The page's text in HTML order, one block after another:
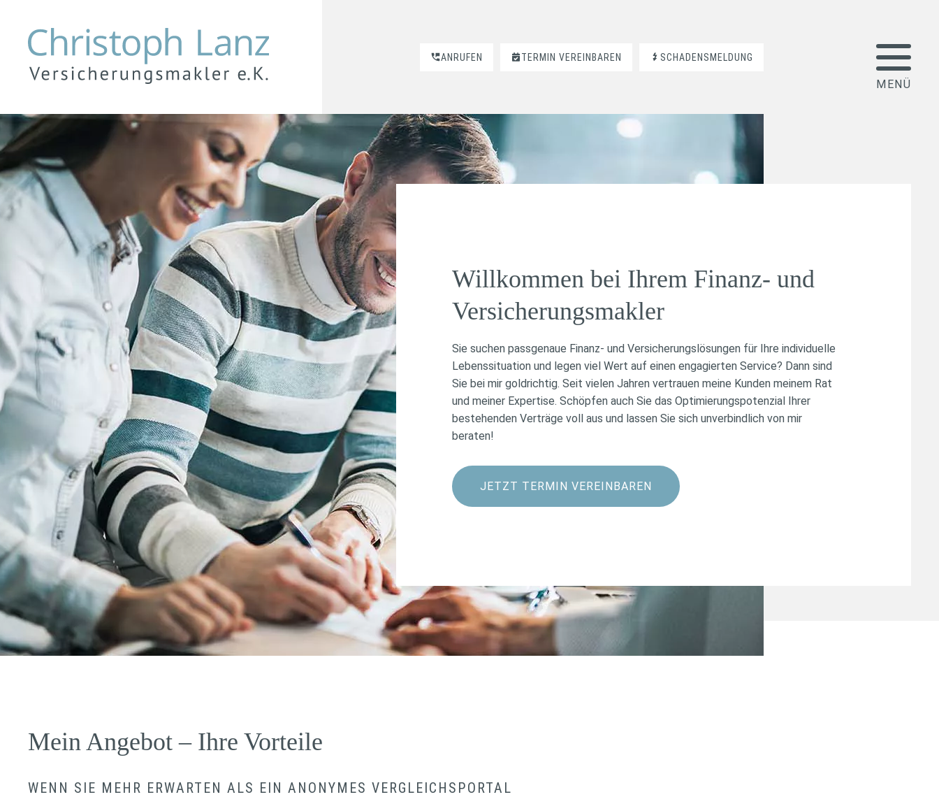
ANRUFEN TERMIN VEREINBAREN SCHADENSMELDUNG
Willkommen bei Ihrem Finanz- und
Versicherungsmakler
Sie suchen passgenaue Finanz- und Versicherungslösungen für Ihre individuelle
Lebenssituation und legen viel Wert auf einen engagierten Service? Dann sind
Sie bei mir goldrichtig. Seit vielen Jahren vertrauen meine Kunden meinem Rat
und meiner Expertise. Schöpfen auch Sie das Optimierungspotenzial Ihrer
bestehenden Verträge voll aus und lassen Sie sich unverbindlich von mir
beraten!
JETZT TERMIN VEREINBAREN
Mein Angebot – Ihre Vorteile
WENN SIE MEHR ERWARTEN ALS EIN ANONYMES VERGLEICHSPORTAL